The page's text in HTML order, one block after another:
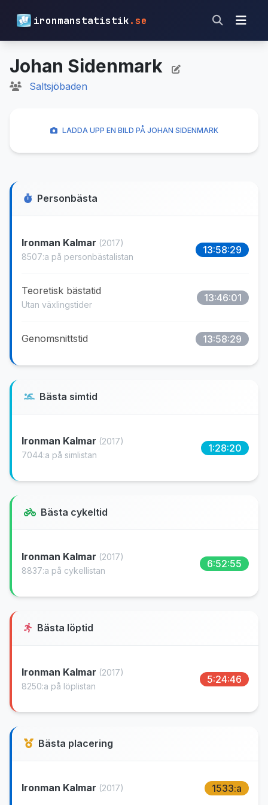
ironmanstatistik.se
Johan Sidenmark
Saltsjöbaden
Personbästa
Ironman Kalmar (2017)
8507:a på personbästalistan
13:58:29
Teoretisk bästatid
Utan växlingstider
13:46:01
Genomsnittstid 13:58:29
Bästa simtid
Ironman Kalmar (2017)
7044:a på simlistan
1:28:20
Bästa cykeltid
Ironman Kalmar (2017)
8837:a på cykellistan
6:52:55
Bästa löptid
Ironman Kalmar (2017)
8250:a på löplistan
5:24:46
Bästa placering
Ironman Kalmar (2017) 1533:a
LADDA UPP EN BILD PÅ JOHAN SIDENMARK